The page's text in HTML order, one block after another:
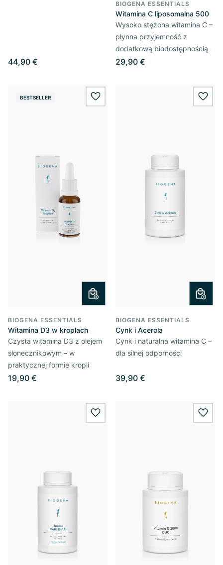
44,90 €
BIOGENA ESSENTIALS
Witamina C liposomalna 500
Wysoko stężona witamina C –
płynna przyjemność z
dodatkową biodostępnością
29,90 €
BESTSELLER wishlist.add
BIOGENA ESSENTIALS
Witamina D3 w kroplach​
Czysta witamina D3 z olejem
słonecznikowym – w
praktycznej formie kropli
19,90 €
BIOGENA ESSENTIALS
Cynk i Acerola
Cynk i naturalna witamina C –
dla silnej odporności
39,90 €
wishlist.add